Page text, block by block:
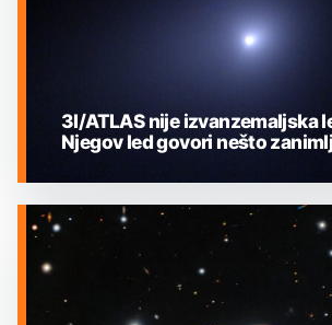
MEĐUZVJEZDANI OBJEKTI
3I/ATLAS nije izvanzemaljska
Njegov led govori nešto